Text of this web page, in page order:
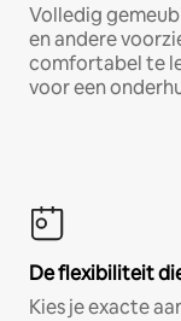
Volledig
en andere
comfortabel te
voor een
De flexibiliteit
Kies je exacte